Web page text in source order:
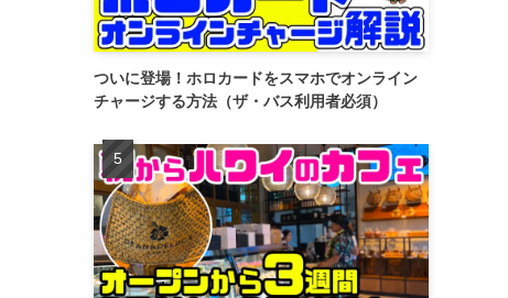
ついに登場！ホロカードをスマホでオンライン
チャージする方法（ザ・バス利用者必須）